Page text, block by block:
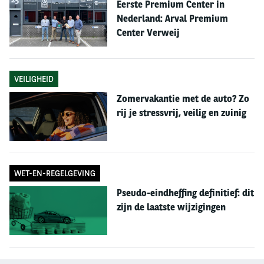
Wat mag je als werkgever
vergoeden?
Een werkgever mag aantoonbare, werkelijk
gemaakte kosten vergoeden. Denk hierbij aan:
•Energiekosten:Het kale KWh-tarief zonder
vermindering van energiebelasting.
•Privé-investeringen in infrastructuur:Naar rato
kunnen privé-investeringen in een laadpunt,
zonnepanelen of een home-
energiemanagementsysteem worden vergoed.
Voorbeeldberekening
Eerste Premium Center in
Nederland: Arval Premium
Center Verweij
VEILIGHEID
Zomervakantie met de auto? Zo
rij je stressvrij, veilig en zuinig
WET-EN-REGELGEVING
Pseudo-eindheffing definitief: dit
zijn de laatste wijzigingen